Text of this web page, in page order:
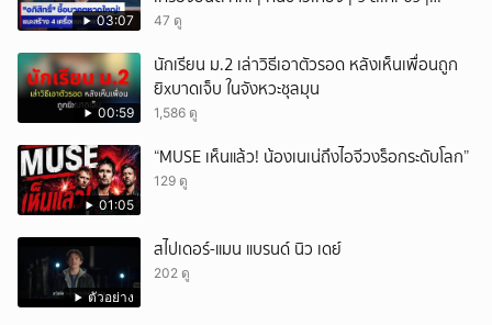
03:07
NationTV22
47 ดู
00:59
นักเรียน ม.2 เล่าวิธีเอาตัวรอด หลังเห็นเพื่อนถูก
ยิxบาดเจ็บ ในจังหวะชุลมุน
1,586 ดู
01:05
“MUSE เห็นแล้ว! น้องเนเน่ถึงไอจีวงร็อกระดับโลก”
129 ดู
ตัวอย่าง
สไปเดอร์-แมน แบรนด์ นิว เดย์
202 ดู